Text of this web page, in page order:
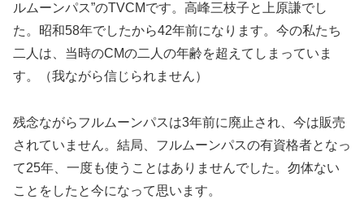
ルムーンパス”のTVCMです。高峰三枝子と上原謙でし
た。昭和58年でしたから42年前になります。今の私たち
二人は、当時のCMの二人の年齢を超えてしまっていま
す。（我ながら信じられません）
残念ながらフルムーンパスは3年前に廃止され、今は販売
されていません。結局、フルムーンパスの有資格者となっ
て25年、一度も使うことはありませんでした。勿体ない
ことをしたと今になって思います。